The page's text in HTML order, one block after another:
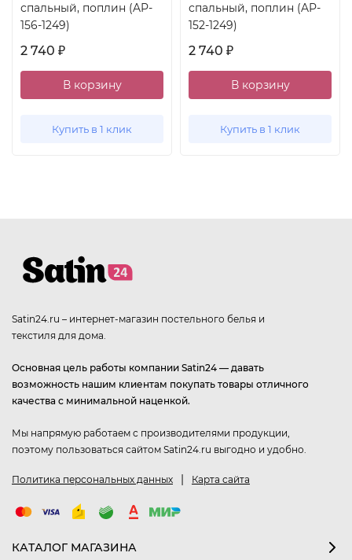
спальный, поплин (AP-
156-1249)
2 740 ₽
В корзину
Купить в 1 клик
спальный, поплин (AP-
152-1249)
2 740 ₽
В корзину
Купить в 1 клик
Satin24.ru – интернет-магазин постельного белья и
текстиля для дома.
Основная цель работы компании Satin24 — давать
возможность нашим клиентам покупать товары отличного
качества с минимальной наценкой.
Мы напрямую работаем с производителями продукции,
поэтому пользоваться сайтом Satin24.ru выгодно и удобно.
Политика персональных данных Карта сайта
КАТАЛОГ МАГАЗИНА